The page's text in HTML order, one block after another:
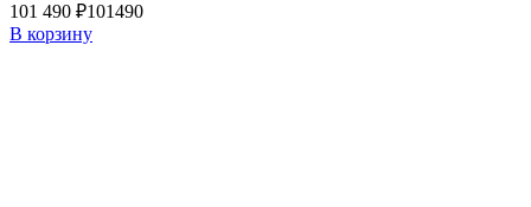
101 490 ₽101490
В корзину